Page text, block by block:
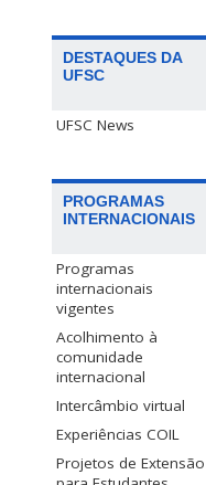
DESTAQUES DA
UFSC
UFSC News
PROGRAMAS
INTERNACIONAIS
Programas
internacionais
vigentes
Acolhimento à
comunidade
internacional
Intercâmbio virtual
Experiências COIL
Projetos de Extensão